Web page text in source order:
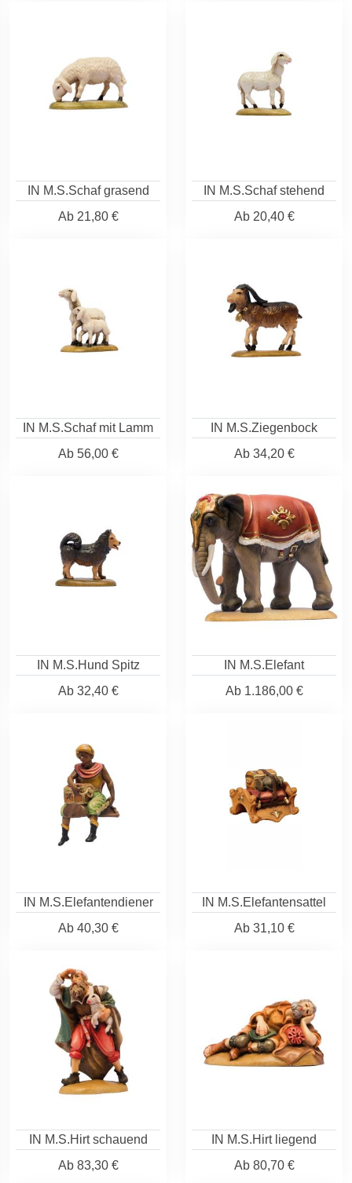
IN M.S.Schaf grasend
Ab21,80 €
IN M.S.Schaf stehend
Ab20,40 €
IN M.S.Schaf mit Lamm
Ab56,00 €
IN M.S.Ziegenbock
Ab34,20 €
IN M.S.Hund Spitz
Ab32,40 €
IN M.S.Elefant
Ab1.186,00 €
IN M.S.Elefantendiener
Ab40,30 €
IN M.S.Elefantensattel
Ab31,10 €
IN M.S.Hirt schauend
Ab83,30 €
IN M.S.Hirt liegend
Ab80,70 €